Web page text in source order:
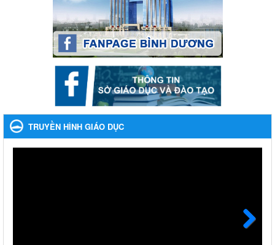
Lần thứ VIII, năm học 2023-2024
Ngày ban hành: 28/12/2023
Phối hợp rà soát nhu cầu tiêm vắc xin phòng Covid 19
Phối hợp rà soát nhu cầu tiêm vắc xin phòng Covid 19
Ngày ban hành: 22/11/2023
Phát động, triển khai Cuộc thi " An toàn giao thông cho nụ
cười ngày mai" dành cho học sinh và giáo viên trung học
năm học 2023-2024
Phát động, triển khai Cuộc thi " An toàn giao thông cho nụ cười
Nhắc nhỡ thực hiện thanh toán không dùng tiền mặt các
khoản thu trong nhà trường năm học 2023-2024 và các năm
TRUYỀN HÌNH GIÁO DỤC